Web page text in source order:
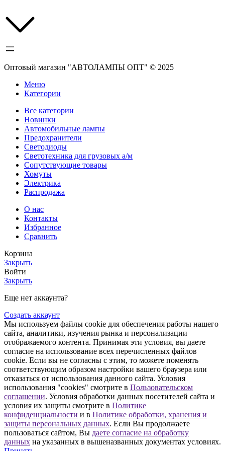
Оптовый магазин "АВТОЛАМПЫ ОПТ" © 2025
Меню
Категории
Все категории
Новинки
Автомобильные лампы
Предохранители
Светодиоды
Светотехника для грузовых а/м
Сопутствующие товары
Хомуты
Электрика
Распродажа
О нас
Контакты
Избранное
Сравнить
Корзина
Закрыть
Войти
Закрыть
Еще нет аккаунта?
Создать аккаунт
Мы используем файлы cookie для обеспечения работы нашего
сайта, аналитики, изучения рынка и персонализации
отображаемого контента. Принимая эти условия, вы даете
согласие на использование всех перечисленных файлов
cookie. Если вы не согласны с этим, то можете поменять
соответствующим образом настройки вашего браузера или
отказаться от использования данного сайта. Условия
использования "cookies" смотрите в Пользовательском
соглашении. Условия обработки данных посетителей сайта и
условия их защиты смотрите в Политике
конфиденциальности и в Политике обработки, хранения и
защиты персональных данных. Если Вы продолжаете
пользоваться сайтом, Вы даете согласие на обработку
данных на указанных в вышеназванных документах условиях.